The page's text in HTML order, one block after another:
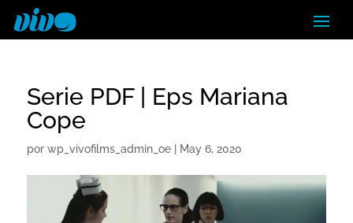
Serie PDF | Eps Mariana
Cope
por wp_vivofilms_admin_oe| May 6, 2020